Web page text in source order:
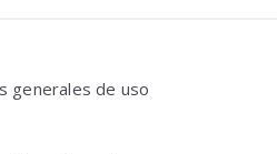
generales de uso